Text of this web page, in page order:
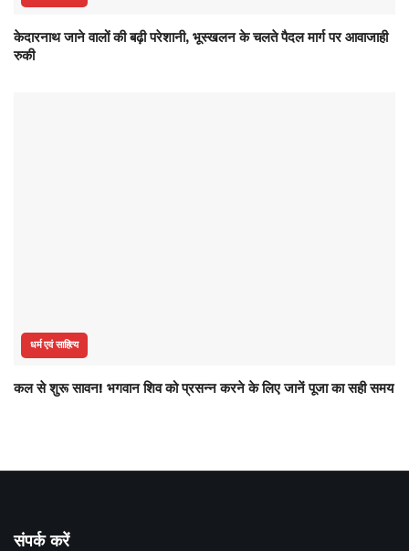
केदारनाथ जाने वालों की बढ़ी परेशानी, भूस्खलन के चलते पैदल मार्ग पर आवाजाही
रुकी
धर्म एवं साहित्य
कल से शुरू सावन! भगवान शिव को प्रसन्न करने के लिए जानें पूजा का सही समय
संपर्क करें